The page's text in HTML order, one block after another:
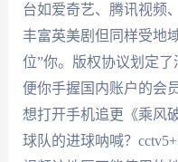
台如爱奇艺、腾讯视频
丰富英美剧但同样受地
位”你。版权协议划定
便你手握国内账户的会
想打开手机追更《乘风
球队的进球呐喊？